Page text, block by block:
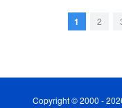
多语种频道
Русский язык
1 2
Copyright © 2000 -